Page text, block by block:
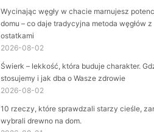
Wycinając węgły w chacie marnujesz
domu – co daje tradycyjna metoda węgłów z
ostatkami
2026-08-02
Świerk – lekkość, która buduje charakter.
stosujemy i jak dba o Wasze zdrowie
2026-08-02
10 rzeczy, które sprawdzali starzy cieśle,
wybrali drewno na dom.